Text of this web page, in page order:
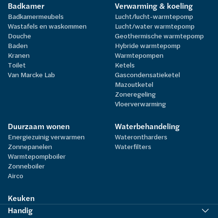
Badkamer
Badkamermeubels
Wastafels en waskommen
Douche
Baden
Kranen
Toilet
Van Marcke Lab
Verwarming & koeling
Lucht/lucht-warmtepomp
Lucht/water warmtepomp
Geothermische warmtepomp
Hybride warmtepomp
Warmtepompen
Ketels
Gascondensatieketel
Mazoutketel
Zoneregeling
Vloerverwarming
Duurzaam wonen
Energiezuinig verwarmen
Zonnepanelen
Warmtepompboiler
Zonneboiler
Airco
Waterbehandeling
Waterontharders
Waterfilters
Keuken
Handig